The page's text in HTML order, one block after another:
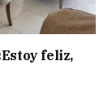
feliz,